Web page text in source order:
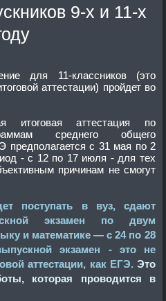
9-х и 11-х
для 11-классников (это
аттестации) пройдет во
итоговая аттестация по
общего
предполагается с 31 мая по 2
- с 12 по 17 июля - для тех
поступать в вуз, сдают
и математике — с 24 по 28
экзамен - это не
итоговой аттестации, как ЕГЭ. Это
в